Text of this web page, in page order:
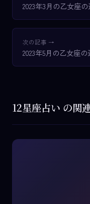
2023年3月の乙女座
次の記事 →
2023年5月の乙女座
12星座占い の関